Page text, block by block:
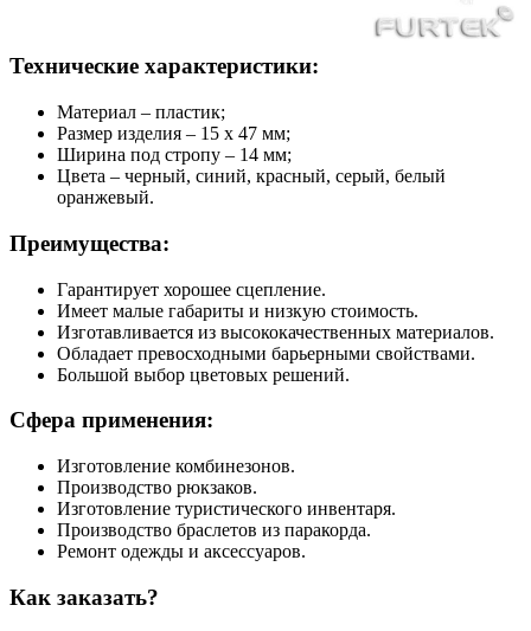
Технические характеристики:
Материал – пластик;
Размер изделия – 15 х 47 мм;
Ширина под стропу – 14 мм;
Цвета – черный, синий, красный, серый, белый
оранжевый.
Преимущества:
Гарантирует хорошее сцепление.
Имеет малые габариты и низкую стоимость.
Изготавливается из высококачественных материалов.
Обладает превосходными барьерными свойствами.
Большой выбор цветовых решений.
Сфера применения:
Изготовление комбинезонов.
Производство рюкзаков.
Изготовление туристического инвентаря.
Производство браслетов из паракорда.
Ремонт одежды и аксессуаров.
Как заказать?